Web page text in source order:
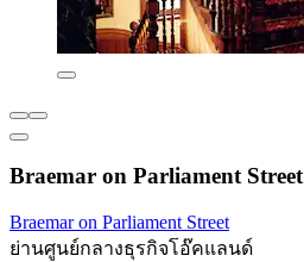
Braemar on Parliament Street
Braemar on Parliament Street
ย่านศูนย์กลางธุรกิจโอ๊คแลนด์